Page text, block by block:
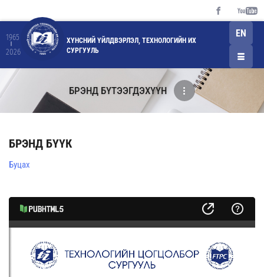
1965
2026
ХҮНСНИЙ ҮЙЛДВЭРЛЭЛ, ТЕХНОЛОГИЙН ИХ
СУРГУУЛЬ
EN
БРЭНД БҮТЭЭГДЭХҮҮН
БРЭНД БҮҮК
Буцах